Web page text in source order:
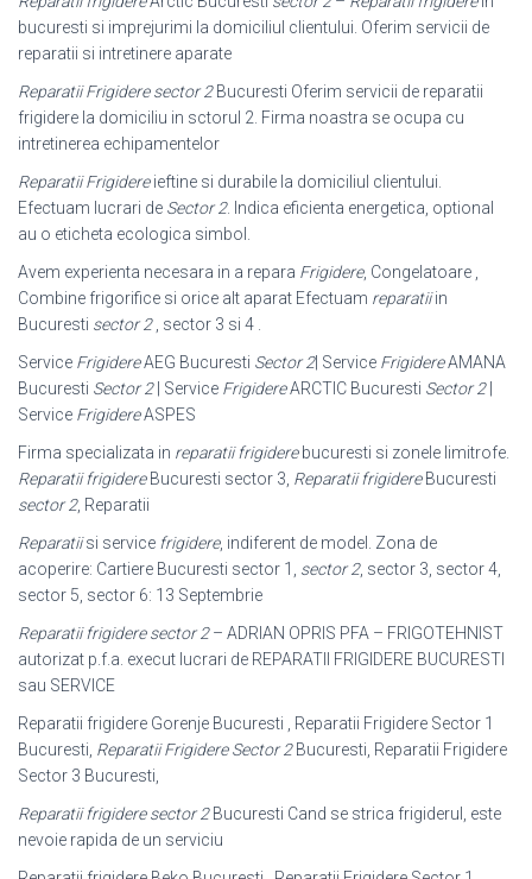
bucuresti si imprejurimi la domiciliul clientului. Oferim servicii de
reparatii si intretinere aparate
Reparatii Frigidere sector 2Bucuresti Oferim servicii de reparatii
frigidere la domiciliu in sctorul 2. Firma noastra se ocupa cu
intretinerea echipamentelor
Reparatii Frigidereieftine si durabile la domiciliul clientului.
Efectuam lucrari de Sector 2. Indica eficienta energetica, optional
au o eticheta ecologica simbol.
Avem experienta necesara in a repara Frigidere, Congelatoare ,
Combine frigorifice si orice alt aparat Efectuam reparatiiin
Bucuresti sector 2, sector 3 si 4 .
Service FrigidereAEG Bucuresti Sector 2| Service FrigidereAMANA
Bucuresti Sector 2| Service FrigidereARCTIC Bucuresti Sector 2|
Service FrigidereASPES
Firma specializata in reparatii frigiderebucuresti si zonele limitrofe.
Reparatii frigidereBucuresti sector 3, Reparatii frigidereBucuresti
sector 2, Reparatii
Reparatiisi service frigidere, indiferent de model. Zona de
acoperire: Cartiere Bucuresti sector 1, sector 2, sector 3, sector 4,
sector 5, sector 6: 13 Septembrie
Reparatii frigidere sector 2– ADRIAN OPRIS PFA – FRIGOTEHNIST
autorizat p.f.a. execut lucrari de REPARATII FRIGIDERE BUCURESTI
sau SERVICE
Reparatii frigidere Gorenje Bucuresti , Reparatii Frigidere Sector 1
Bucuresti, Reparatii Frigidere Sector 2Bucuresti, Reparatii Frigidere
Sector 3 Bucuresti,
Reparatii frigidere sector 2Bucuresti Cand se strica frigiderul, este
nevoie rapida de un serviciu